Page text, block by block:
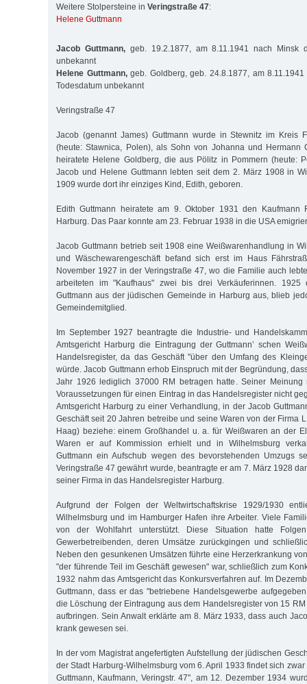
Weitere Stolpersteine in Veringstraße 47:
Helene Guttmann
Jacob Guttmann,geb. 19.2.1877, am 8.11.1941 nach Minsk
unbekannt
Helene Guttmann,geb. Goldberg, geb. 24.8.1877, am
Todesdatum unbekannt
Veringstraße 47
Jacob (genannt James) Guttmann wurde in Stewnitz im Kreis
(heute: Stawnica, Polen), als Sohn von Johanna und Hermann
heiratete Helene Goldberg, die aus Pölitz in Pommern (heute:
Jacob und Helene Guttmann lebten seit dem 2. März 1908 in
1909 wurde dort ihr einziges Kind, Edith, geboren.
Edith Guttmann heiratete am 9. Oktober 1931 den Kaufmann
Harburg. Das Paar konnte am 23. Februar 1938 in die USA
Jacob Guttmann betrieb seit 1908 eine Weißwarenhandlung in
und Wäschewarengeschäft befand sich erst im Haus
November 1927 in der Veringstraße 47, wo die Familie auch
arbeiteten im "Kaufhaus" zwei bis drei Verkäuferinnen.
Guttmann aus der jüdischen Gemeinde in Harburg aus, blieb
Gemeindemitglied.
Im September 1927 beantragte die Industrie- und
Amtsgericht Harburg die Eintragung der Guttmann’ schen
Handelsregister, da das Geschäft "über den Umfang des
würde. Jacob Guttmann erhob Einspruch mit der Begründung,
Jahr 1926 lediglich 37000 RM betragen hatte. Seiner
Voraussetzungen für einen Eintrag in das Handelsregister nicht
Amtsgericht Harburg zu einer Verhandlung, in der Jacob
Geschäft seit 20 Jahren betreibe und seine Waren von der Firma
Haag) beziehe: einem Großhandel u. a. für Weißwaren an der
Waren er auf Kommission erhielt und in Wilhelmsburg
Guttmann ein Aufschub wegen des bevorstehenden Umzugs
Veringstraße 47 gewährt wurde, beantragte er am 7. März 1928
seiner Firma in das Handelsregister Harburg.
Aufgrund der Folgen der Weltwirtschaftskrise 1929/1930
Wilhelmsburg und im Hamburger Hafen ihre Arbeiter. Viele
von der Wohlfahrt unterstützt. Diese Situation hatte
Gewerbetreibenden, deren Umsätze zurückgingen und
Neben den gesunkenen Umsätzen führte eine Herzerkrankung
"der führende Teil im Geschäft gewesen" war, schließlich zum
1932 nahm das Amtsgericht das Konkursverfahren auf. Im
Guttmann, dass er das "betriebene Handelsgewerbe
die Löschung der Eintragung aus dem Handelsregister von 15
aufbringen. Sein Anwalt erklärte am 8. März 1933, dass auch
krank gewesen sei.
In der vom Magistrat angefertigten Aufstellung der jüdischen
der Stadt Harburg-Wilhelmsburg vom 6. April 1933 findet sich
Guttmann, Kaufmann, Veringstr. 47", am 12. Dezember 1934